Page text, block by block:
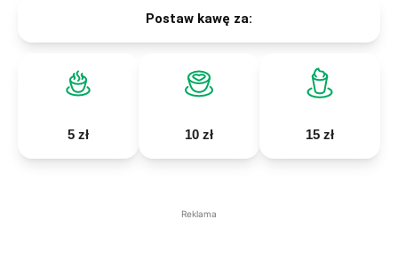
Postaw kawę za:
5 zł 10 zł 15 zł
Reklama